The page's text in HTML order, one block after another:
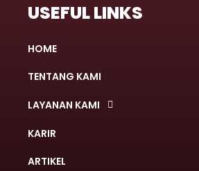
USEFUL LINKS
HOME
TENTANG KAMI
LAYANAN KAMI
KARIR
ARTIKEL